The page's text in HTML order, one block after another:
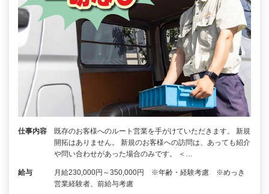
仕事内容
既存のお客様へのルート営業を手がけていただきます。 新規
開拓はありません。 新規のお客様への訪問は、あっても紹介
や問い合わせがあった場合のみです。 ＜…
給与
月給230,000円～350,000円 ※年齢・経験考慮 ※めっき
営業経験者、前給与考慮